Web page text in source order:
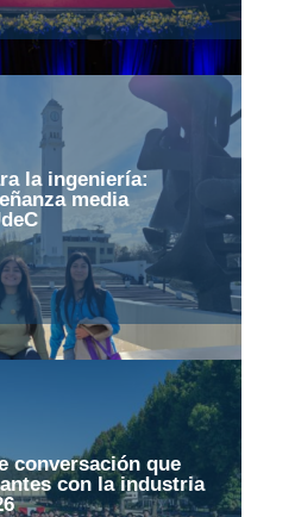
la ingeniería:
media
conversación que
con la industria